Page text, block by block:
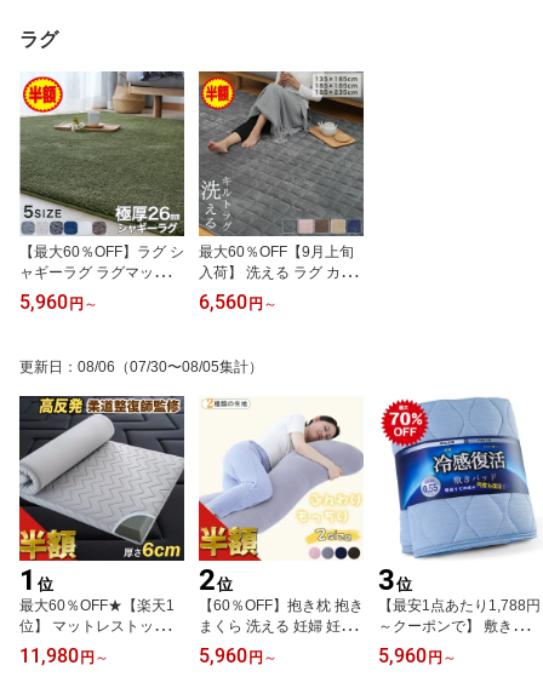
ラグ
【最大60％OFF】ラグ シ
ャギーラグ ラグマット
カーペット 1畳 1.5畳 2畳
3畳 4畳 ウレタン入り 滑
しゃれ 北欧 長方形 冬用
夏用 オールシーズン 大
きめ 小さめ 絨毯 90×135
135×185 185×185 200×
250 200×300
5,960円 ～
最大60％OFF【9月上旬
入荷】 洗える ラグ カー
ペット オールシーズン
ラグマット ラグカーペッ
止め付 正方形 長方形 キ
ルトラグ 蓄熱 保温 ふわ
ふわ 冬用ラグ じゅうた
ん あったか 暖かい 冬用
6,560円 ～
更新日 ： 08/06 （07/30〜08/05集計）
1 位
最大60％OFF★【楽天1
位】 マットレストッパー
高反発 マットレス 厚さ6
cm シングル セミダブル
11,980円 ～
2位
【60％OFF】抱き枕 抱き
まくら 洗える 妊婦 妊娠
マタニティ 抗菌防臭 フ
ランネル 冷感 接触冷感
5,960円 ～
3位
【最安1点あたり1,788円
～クーポンで】 敷きパッ
ド 冷感 シングル セミダ
ブル ダブル ファミリー 2
5,960円 ～